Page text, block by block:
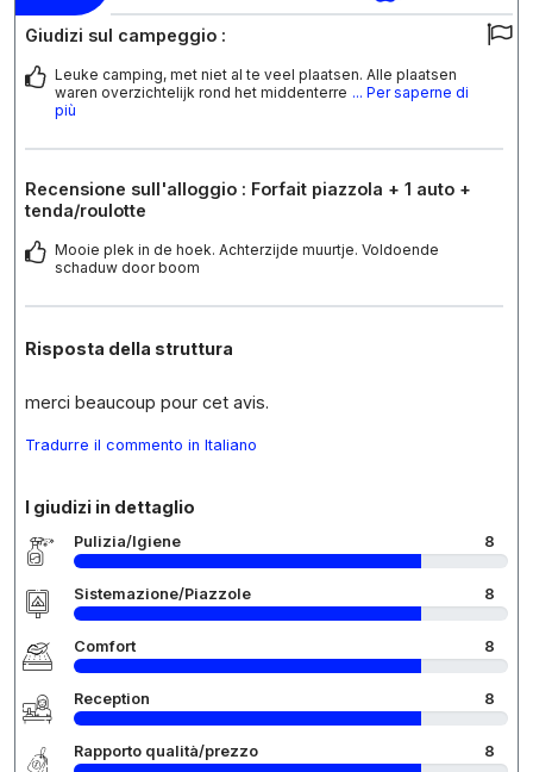
Giudizi sul campeggio :
Leuke camping, met niet al te veel plaatsen. Alle plaatsen
waren overzichtelijk rond het middenterre ... Per saperne di
più
Recensione sull'alloggio : Forfait piazzola + 1 auto +
tenda/roulotte
Mooie plek in de hoek. Achterzijde muurtje. Voldoende
schaduw door boom
Risposta della struttura
merci beaucoup pour cet avis.
Tradurre il commento in Italiano
I giudizi in dettaglio
Pulizia/Igiene 8
Sistemazione/Piazzole 8
Comfort 8
Reception 8
Rapporto qualità/prezzo 8